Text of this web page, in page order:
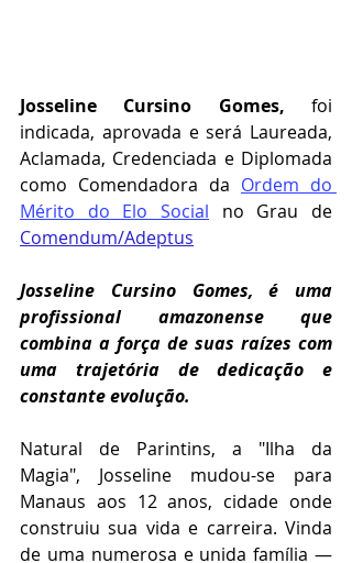
Josseline Cursino Gomes, foi
indicada, aprovada e será Laureada,
Aclamada, Credenciada e Diplomada
como Comendadora da Ordem do
Mérito do Elo Social
Comendum/Adeptus
Josseline Cursino Gomes, é uma
profissional amazonense que
combina a força de suas raízes com
uma trajetória de dedicação e
constante evolução.
Natural de Parintins, a "Ilha da
Magia", Josseline mudou-se para
Manaus aos 12 anos, cidade onde
construiu sua vida e carreira. Vinda
de uma numerosa e unida família —